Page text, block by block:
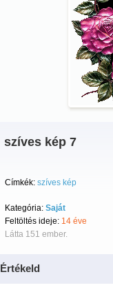
szíves kép 7
Címkék: szíves kép
Kategória: Saját
Feltöltés ideje: 14 éve
Látta 151 ember.
Értékeld